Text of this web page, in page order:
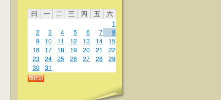
曰 一 二 三 四 五
六
1
2
3 4 5 6 7
8
9
10 11 12 13 14
15
16
17 18 19 20 21
22
23
24 25 26 27 28
29
30
31